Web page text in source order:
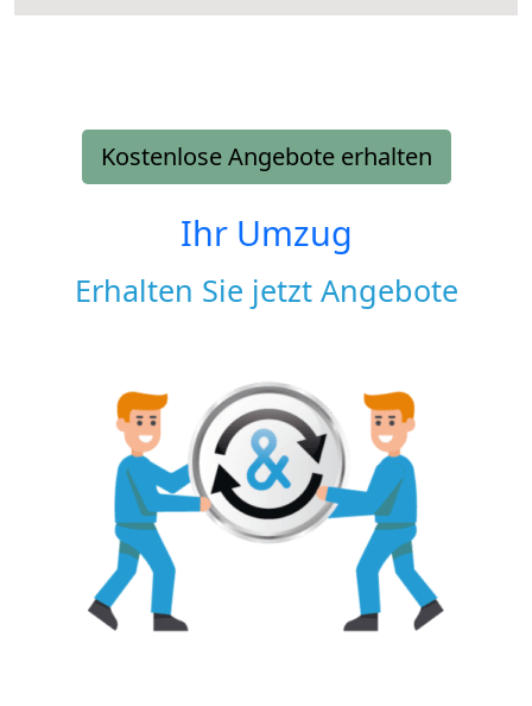
Kostenlose Angebote erhalten
Ihr Umzug
Erhalten Sie jetzt Angebote